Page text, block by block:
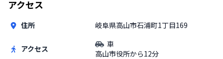
アクセス
住所 岐阜県高山市石浦町1丁目169
アクセス
車
高山市役所から12分